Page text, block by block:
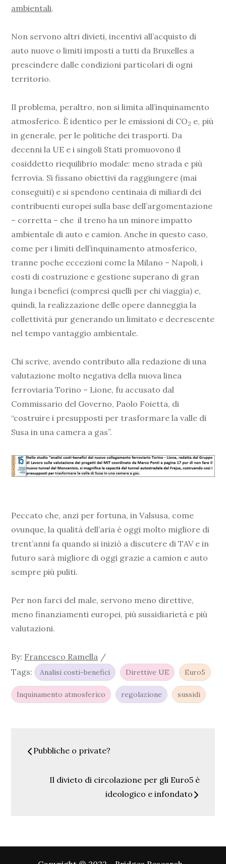
ambientali.
Non servono altri divieti, incentivi all’acquisto di
auto nuove o limiti imposti a tutti da Bruxelles a
prescindere dalle condizioni particolari di ogni
territorio.
Il problema, peraltro, non si limita all’inquinamento
atmosferico. È identico per le emissioni di CO2 e, più
in generale, per le politiche dei trasporti. Da
decenni la UE e i singoli Stati promuovono il
cosiddetto riequilibrio modale: meno strada e più
ferrovia. Si fissano obiettivi da raggiungere (mai
conseguiti) e si spendono centinaia di miliardi dei
contribuenti europei sulla base dell’argomentazione
– corretta – che il treno ha un minore impatto
ambientale di auto e camion. Anche in questo caso,
come per i limiti dell’inquinamento atmosferico,
tranne poche eccezioni come la Milano – Napoli, i
costi di costruzione e gestione superano di gran
lunga i benefici (compresi quelli per chi viaggia) e,
quindi, la realizzazione delle opere danneggia la
collettività pur generando un limitato e decrescente
nel tempo vantaggio ambientale.
Chi scrive, avendo contributo alla redazione di una
valutazione molto negativa della nuova linea
ferroviaria Torino – Lione, fu accusato dal
Commissario del Governo, Paolo Foietta, di
“costruire i presupposti per trasformare la valle di
Susa in una camera a gas”.
Peccato che, anzi per fortuna, in Valsusa, come
ovunque, la qualità dell’aria è oggi molto migliore di
trent’anni fa quando si iniziò a discutere di TAV e in
futuro sarà migliore di oggi grazie a camion e auto
sempre più puliti.
Per non farci del male, servono meno direttive,
meno finanziamenti europei, più sussidiarietà e più
valutazioni.
By: Francesco Ramella
Tags:
Analisi costi-benefici Direttive UE Euro5
Inquinamento atmosferico regolazione sussidi
Navigazione
articoli
Pubbliche o private?
Il divieto di circolazione per gli Euro5 è
ideologico e infondato